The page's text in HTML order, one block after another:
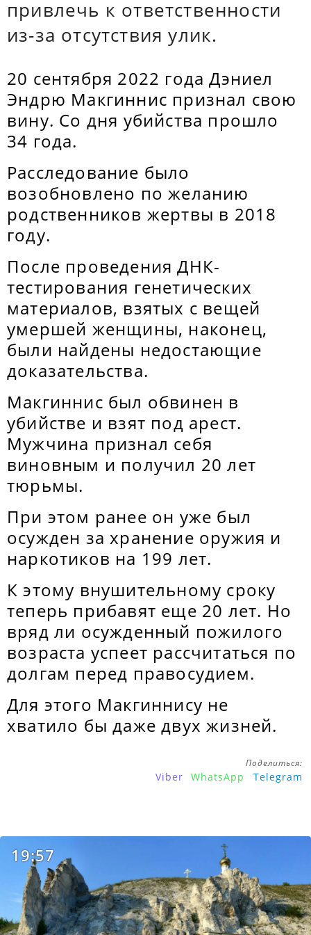
привлечь к ответственности
из-за отсутствия улик.
20 сентября 2022 года Дэниел
Эндрю Макгиннис признал свою
вину. Со дня убийства прошло
34 года.
Расследование было
возобновлено по желанию
родственников жертвы в 2018
году.
После проведения ДНК-
тестирования генетических
материалов, взятых с вещей
умершей женщины, наконец,
были найдены недостающие
доказательства.
Макгиннис был обвинен в
убийстве и взят под арест.
Мужчина признал себя
виновным и получил 20 лет
тюрьмы.
При этом ранее он уже был
осужден за хранение оружия и
наркотиков на 199 лет.
К этому внушительному сроку
теперь прибавят еще 20 лет. Но
вряд ли осужденный пожилого
возраста успеет рассчитаться по
долгам перед правосудием.
Для этого Макгиннису не
хватило бы даже двух жизней.
Поделиться:
Viber WhatsApp Telegram
19:57